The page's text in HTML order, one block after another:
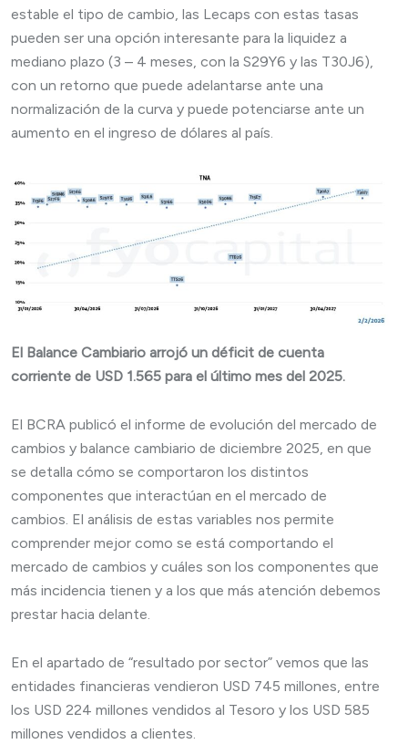
estable el tipo de cambio, las Lecaps con estas tasas
pueden ser una opción interesante para la liquidez a
mediano plazo (3 – 4 meses, con la S29Y6 y las T30J6),
con un retorno que puede adelantarse ante una
normalización de la curva y puede potenciarse ante un
aumento en el ingreso de dólares al país.
El Balance Cambiario arrojó un déficit de cuenta
corriente de USD 1.565 para el último mes del 2025.
El BCRA publicó el informe de evolución del mercado de
cambios y balance cambiario de diciembre 2025, en que
se detalla cómo se comportaron los distintos
componentes que interactúan en el mercado de
cambios. El análisis de estas variables nos permite
comprender mejor como se está comportando el
mercado de cambios y cuáles son los componentes que
más incidencia tienen y a los que más atención debemos
prestar hacia delante.
En el apartado de “resultado por sector” vemos que las
entidades financieras vendieron USD 745 millones, entre
los USD 224 millones vendidos al Tesoro y los USD 585
millones vendidos a clientes.